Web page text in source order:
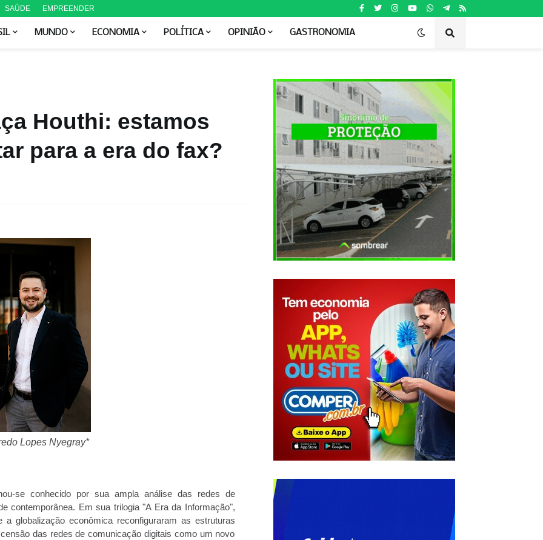
SAÚDE EMPREENDER
MUNDO ECONOMIA POLÍTICA OPINIÃO GASTRONOMIA
Houthi: estamos
para a era do fax?
Lopes Nyegray*
se conhecido por sua ampla análise das redes de
contemporânea. Em sua trilogia "A Era da Informação",
globalização econômica reconfiguraram as estruturas
das redes de comunicação digitais como um novo